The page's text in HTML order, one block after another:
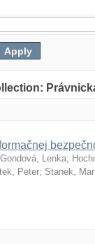
Gondová, Lenka;
Peter; Stanek,